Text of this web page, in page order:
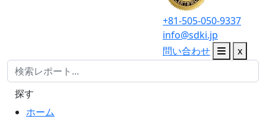
+81-505-050-9337
info@sdki.jp
問い合わせ
x
ホーム
探す